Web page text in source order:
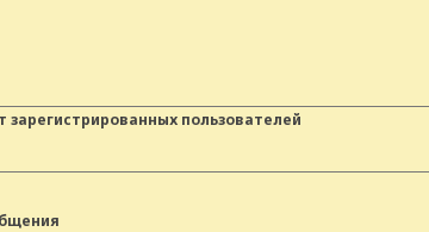
пользователей